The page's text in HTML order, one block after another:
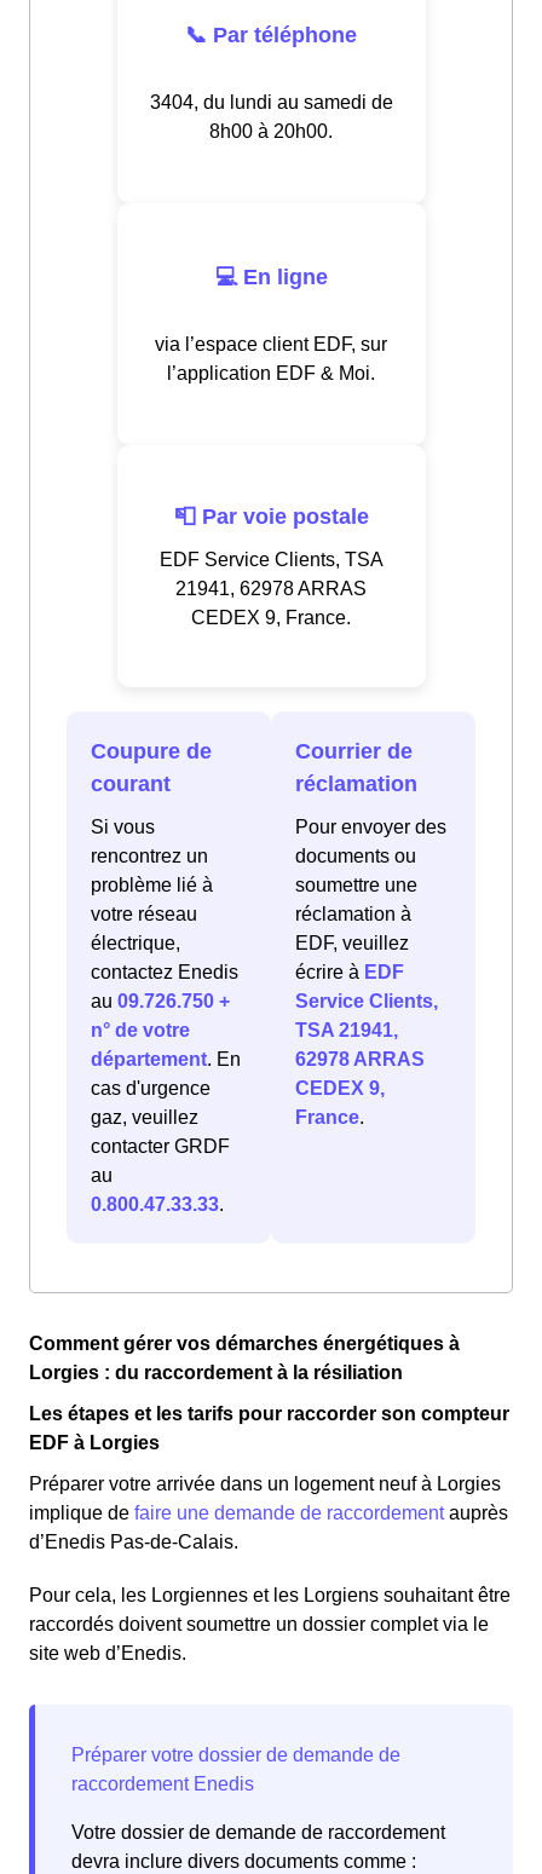
📞 Par téléphone
3404, du lundi au samedi de
8h00 à 20h00.
💻 En ligne
via l’espace client EDF, sur
l’application EDF & Moi.
📮 Par voie postale
EDF Service Clients, TSA
21941, 62978 ARRAS
CEDEX 9, France.
Coupure de
courant
Si vous
rencontrez un
problème lié à
votre réseau
électrique,
contactez Enedis
au 09.726.750 +
n° de votre
département. En
cas d'urgence
gaz, veuillez
contacter GRDF
au
0.800.47.33.33.
Courrier de
réclamation
Pour envoyer des
documents ou
soumettre une
réclamation à
EDF, veuillez
écrire à EDF
Service Clients,
TSA 21941,
62978 ARRAS
CEDEX 9,
France.
Comment gérer vos démarches énergétiques à
Lorgies : du raccordement à la résiliation
Les étapes et les tarifs pour raccorder son compteur
EDF à Lorgies
Préparer votre arrivée dans un logement neuf à Lorgies
implique de faire une demande de raccordementauprès
d’Enedis Pas-de-Calais.
Pour cela, les Lorgiennes et les Lorgiens souhaitant être
raccordés doivent soumettre un dossier complet via le
site web d’Enedis.
Votre dossier de demande de raccordement
devra inclure divers documents comme :